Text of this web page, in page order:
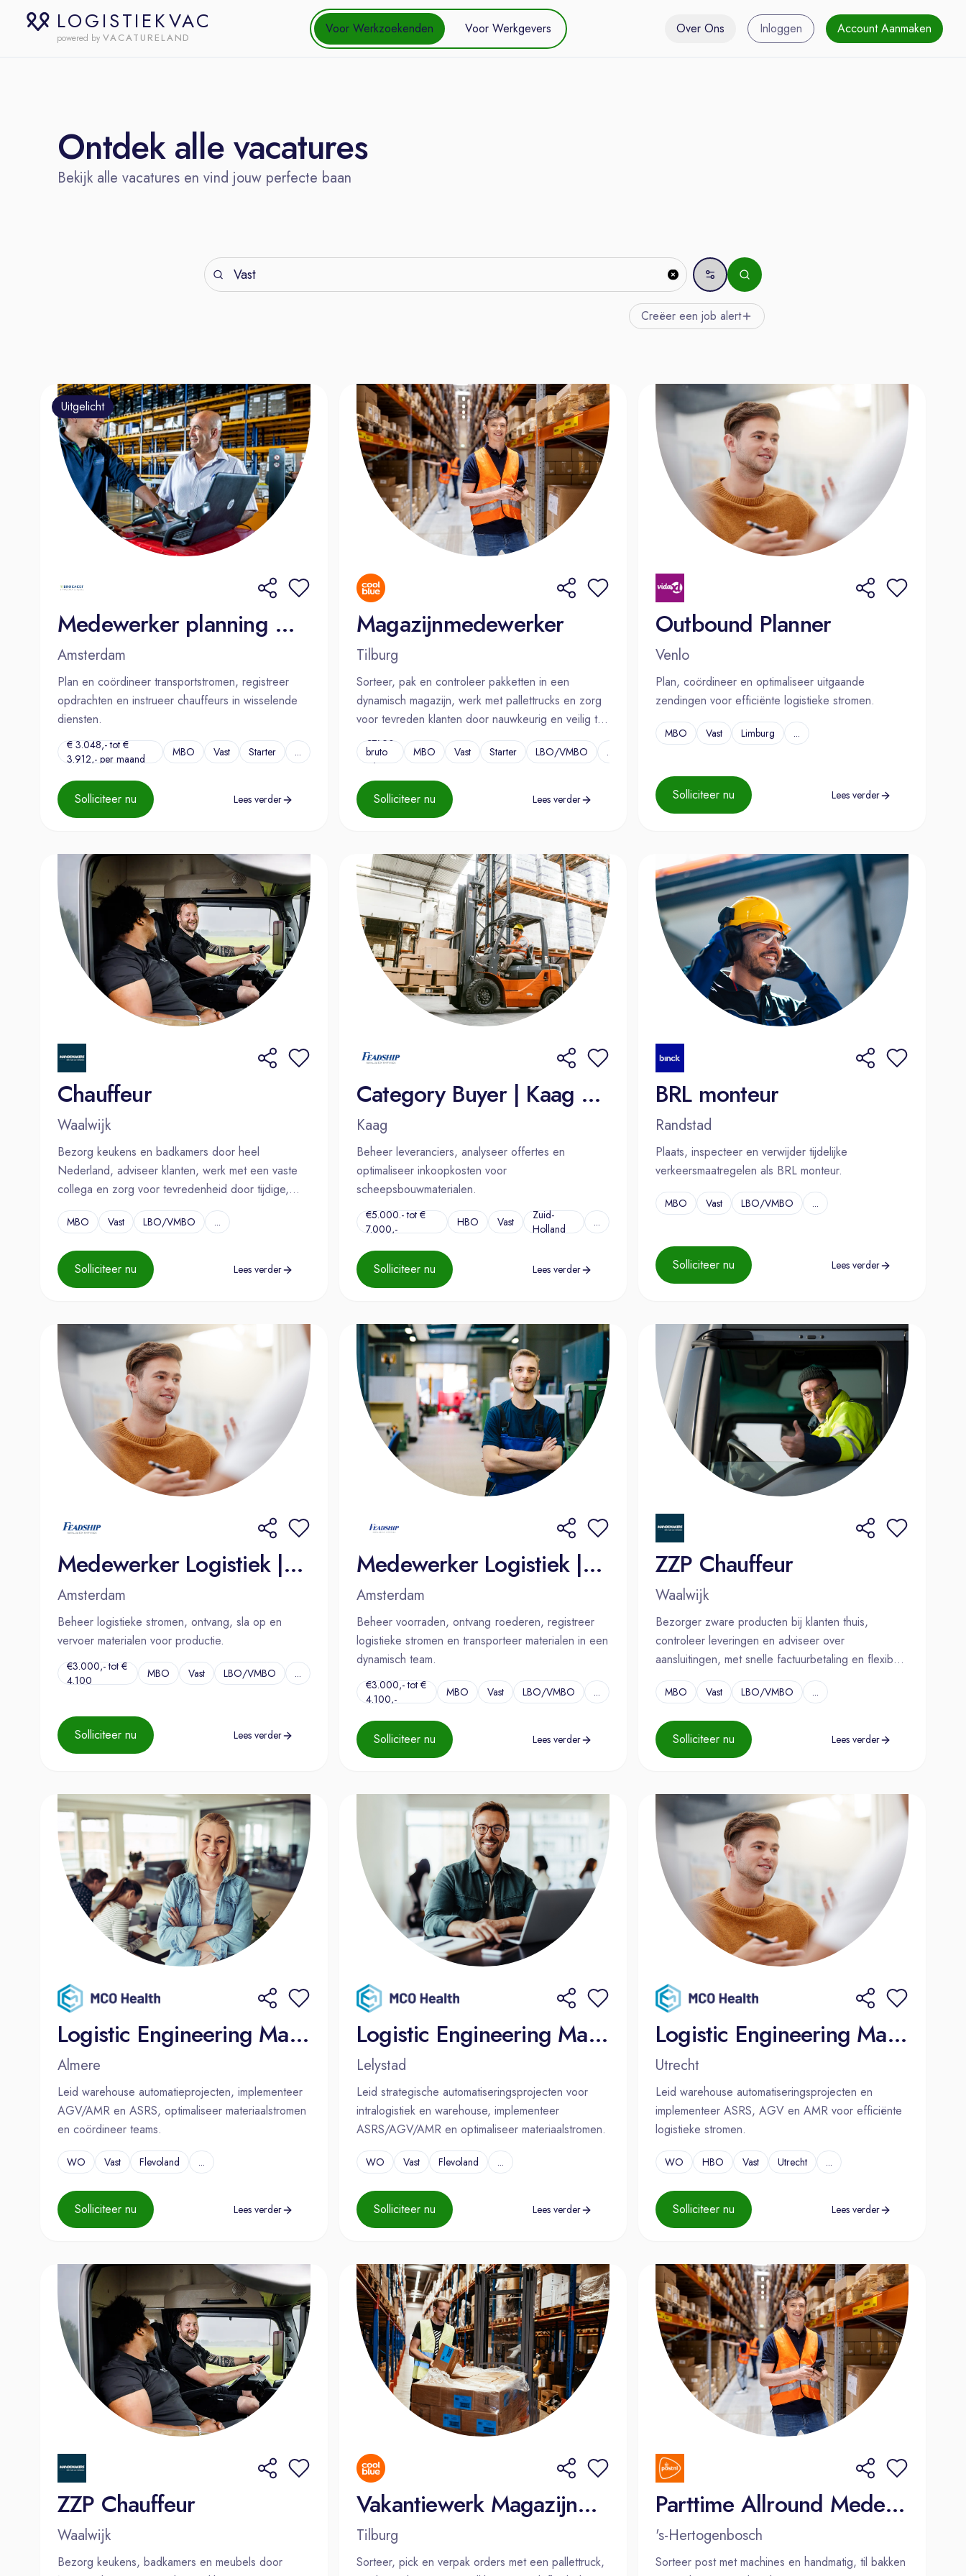
LOGISTIEKVAC
powered by VACATURELAND
Voor Werkzoekenden Voor Werkgevers Over Ons Inloggen Account Aanmaken
Ontdek alle vacatures
Bekijk alle vacatures en vind jouw perfecte baan
Creëer een job alert
Uitgelicht
Medewerker planning & dispatch Amsterdam
Amsterdam
Plan en coördineer transportstromen, registreer
opdrachten en instrueer chauffeurs in wisselende
diensten.
€ 3.048,- tot €
3.912,- per maand
MBO Vast Starter ...
Solliciteer nu Lees verder
Magazijnmedewerker
Tilburg
Sorteer, pak en controleer pakketten in een
dynamisch magazijn, werk met pallettrucks en zorg
voor tevreden klanten door nauwkeurig en veilig te
opereren.
€2750
bruto
p/m
MBO Vast Starter LBO/VMBO ...
Solliciteer nu Lees verder
Outbound Planner
Venlo
Plan, coördineer en optimaliseer uitgaande
zendingen voor efficiënte logistieke stromen.
MBO Vast Limburg ...
Solliciteer nu Lees verder
Chauffeur
Waalwijk
Bezorg keukens en badkamers door heel
Nederland, adviseer klanten, werk met een vaste
collega en zorg voor tevredenheid door tijdige,
complete leveringen.
MBO Vast LBO/VMBO ...
Solliciteer nu Lees verder
Category Buyer | Kaag of Amsterdam
Kaag
Beheer leveranciers, analyseer offertes en
optimaliseer inkoopkosten voor
scheepsbouwmaterialen.
€5.000.- tot €
7.000,-
HBO Vast
Zuid-
Holland
...
Solliciteer nu Lees verder
BRL monteur
Randstad
Plaats, inspecteer en verwijder tijdelijke
verkeersmaatregelen als BRL monteur.
MBO Vast LBO/VMBO ...
Solliciteer nu Lees verder
Medewerker Logistiek | Amsterdam
Amsterdam
Beheer logistieke stromen, ontvang, sla op en
vervoer materialen voor productie.
€3.000,- tot €
4.100
MBO Vast LBO/VMBO ...
Solliciteer nu Lees verder
Medewerker Logistiek | Amsterdam
Amsterdam
Beheer voorraden, ontvang гоederen, registreer
logistieke stromen en transporteer materialen in een
dynamisch team.
€3.000,- tot €
4.100,-
MBO Vast LBO/VMBO ...
Solliciteer nu Lees verder
ZZP Chauffeur
Waalwijk
Bezorger zware producten bij klanten thuis,
controleer leveringen en adviseer over
aansluitingen, met snelle factuurbetaling en flexibel
rittenplan.
MBO Vast LBO/VMBO ...
Solliciteer nu Lees verder
Logistic Engineering Manager
Almere
Leid warehouse automatieprojecten, implementeer
AGV/AMR en ASRS, optimaliseer materiaalstromen
en coördineer teams.
WO Vast Flevoland ...
Solliciteer nu Lees verder
Logistic Engineering Manager
Lelystad
Leid strategische automatiseringsprojecten voor
intralogistiek en warehouse, implementeer
ASRS/AGV/AMR en optimaliseer materiaalstromen.
WO Vast Flevoland ...
Solliciteer nu Lees verder
Logistic Engineering Manager
Utrecht
Leid warehouse automatiseringsprojecten en
implementeer ASRS, AGV en AMR voor efficiënte
logistieke stromen.
WO HBO Vast Utrecht ...
Solliciteer nu Lees verder
ZZP Chauffeur
Waalwijk
Bezorg keukens, badkamers en meubels door
Vakantiewerk Magazijnmedewerker
Tilburg
Sorteer, pick en verpak orders met een pallettruck,
Parttime Allround Medewerker Sorteren
's-Hertogenbosch
Sorteer post met machines en handmatig, til bakken